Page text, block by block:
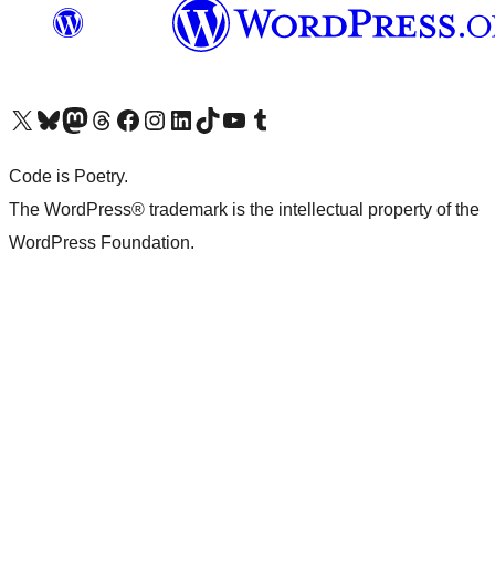
Visita il nostro account X (ex Twitter)
Visita il nostro account Bluesky
Visita il nostro account Mastodon
Visita il nostro account Threads
Visita la nostra pagina Facebook
Visita il nostro account Instagram
Visita il nostro account LinkedIn
Visita il nostro account TikTok
Visita il nostro canale YouTube
Visita il nostro account Tumblr
Code is Poetry.
The WordPress® trademark is the intellectual property of the
WordPress Foundation.